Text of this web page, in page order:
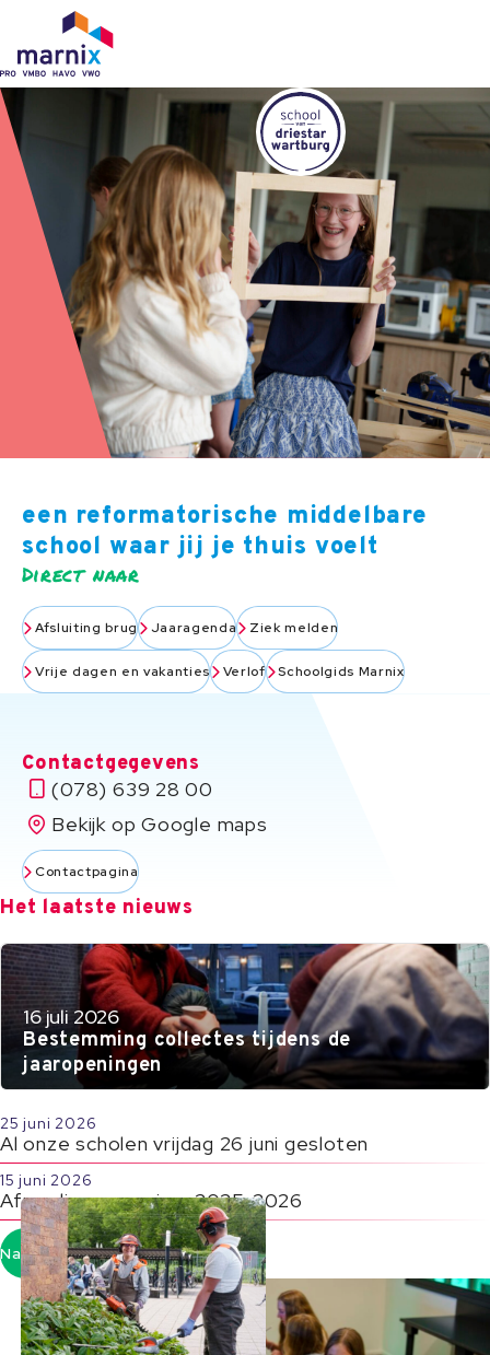
een reformatorische middelbare
school waar jij je thuis voelt
Direct naar
Afsluiting brug Jaaragenda Ziek melden
Vrije dagen en vakanties Verlof Schoolgids Marnix
Contactgegevens
(078) 639 28 00
Bekijk op Google maps
Contactpagina
Het laatste nieuws
Bestemming collectes tijdens de
jaaropeningen
16 juli 2026
25 juni 2026
Al onze scholen vrijdag 26 juni gesloten
15 juni 2026
Afronding cursusjaar 2025-2026
Naar actueel